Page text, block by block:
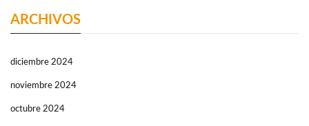
ARCHIVOS
diciembre 2024
noviembre 2024
octubre 2024